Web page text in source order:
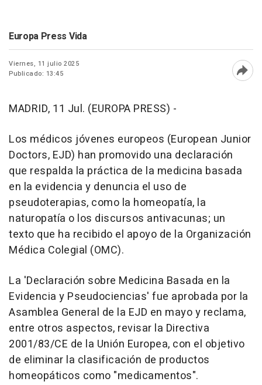
Europa Press Vida
Viernes, 11 julio 2025
Publicado: 13:45
MADRID, 11 Jul. (EUROPA PRESS) -
Los médicos jóvenes europeos (European Junior
Doctors, EJD) han promovido una declaración
que respalda la práctica de la medicina basada
en la evidencia y denuncia el uso de
pseudoterapias, como la homeopatía, la
naturopatía o los discursos antivacunas; un
texto que ha recibido el apoyo de la Organización
Médica Colegial (OMC).
La 'Declaración sobre Medicina Basada en la
Evidencia y Pseudociencias' fue aprobada por la
Asamblea General de la EJD en mayo y reclama,
entre otros aspectos, revisar la Directiva
2001/83/CE de la Unión Europea, con el objetivo
de eliminar la clasificación de productos
homeopáticos como "medicamentos".